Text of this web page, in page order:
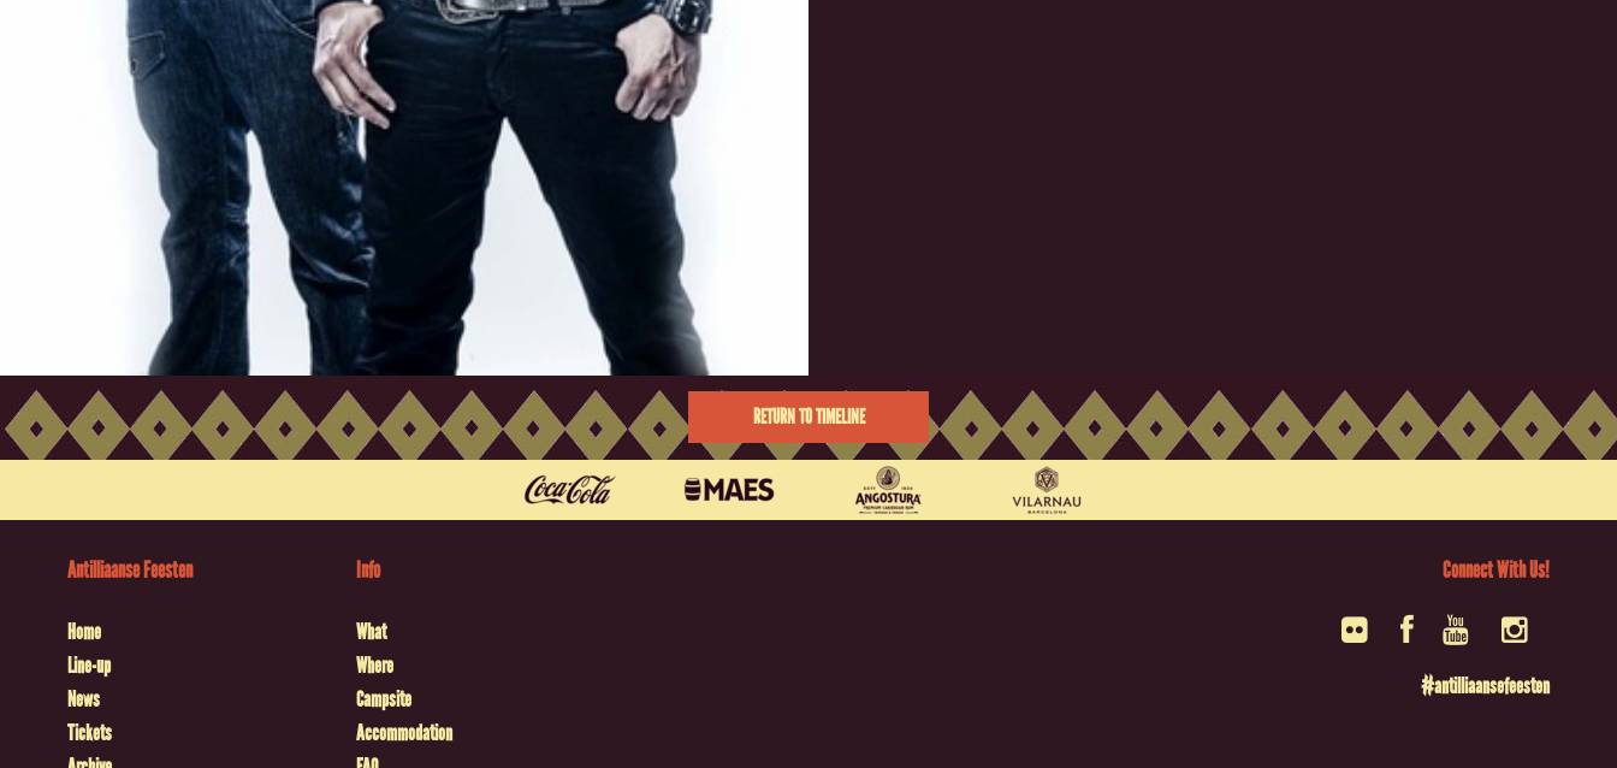
RETURN TO TIMELINE
Antilliaanse Feesten
Home
Line-up
News
Tickets
Info
What
Where
Campsite
Accommodation
Connect With Us!
#antilliaansefeesten